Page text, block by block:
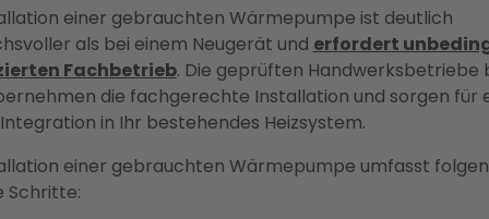
einer gebrauchten Wärmepumpe ist deutlich
als bei einem Neugerät und erfordert
Fachbetrieb. Die geprüften Handwerksbetriebe
die fachgerechte Installation und sorgen für
in Ihr bestehendes Heizsystem.
einer gebrauchten Wärmepumpe umfasst
Schritte: